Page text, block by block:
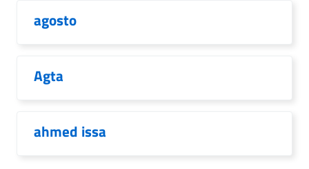
agosto
Agta
ahmed issa